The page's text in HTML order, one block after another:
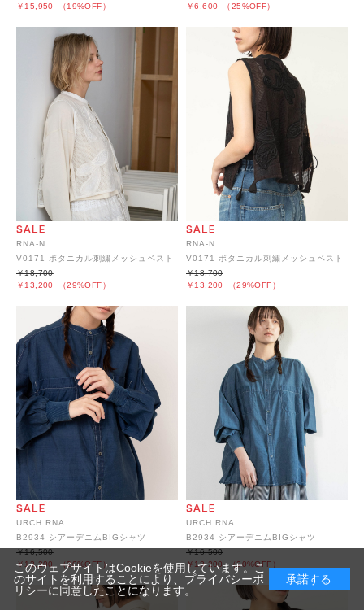
￥15,950 （19%OFF） ￥6,600 （25%OFF）
RNA-N
V0171 ボタニカル刺繍メッシュベスト
￥13,200 （29%OFF）
￥18,700
RNA-N
V0171 ボタニカル刺繍メッシュベスト
￥13,200 （29%OFF）
￥18,700
URCH RNA
B2934 シアーデニムBIGシャツ
￥13,200 （20%OFF）
￥16,500
URCH RNA
B2934 シアーデニムBIGシャツ
￥13,200 （20%OFF）
￥16,500
このウェブサイトはCookieを使用しています。こ
のサイトを利用することにより、 プライバシーポ
リシーに同意したことになります。
承諾する